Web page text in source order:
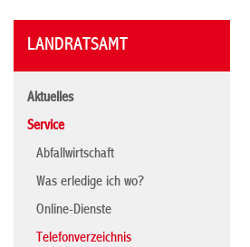
LANDRATSAMT
Aktuelles
Service
Abfallwirtschaft
Was erledige ich wo?
Online-Dienste
Telefonverzeichnis